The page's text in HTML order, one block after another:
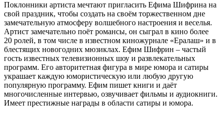
Поклонники артиста мечтают пригласить Ефима Шифрина на
свой праздник, чтобы создать на своём торжественном дне
замечательную атмосферу волшебного настроения и веселья.
Артист замечательно поёт романсы, он сыграл в кино более
20 ролей, в том числе в известном киножурнале «Ералаш» и в
блестящих новогодних мюзиклах. Ефим Шифрин – частый
гость известных телевизионных шоу и развлекательных
программ. Его авторитетная фигура в мире юмора и сатиры
украшает каждую юмористическую или любую другую
популярную программу. Ефим пишет книги и даёт
многочисленные интервью, озвучивает фильмы и аудиокниги.
Имеет престижные награды в области сатиры и юмора.